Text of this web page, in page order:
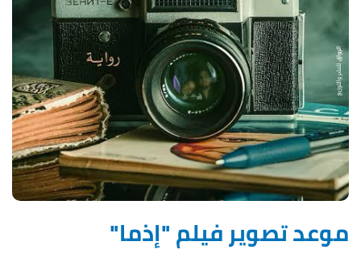
موعد تصوير فيلم "إذما"